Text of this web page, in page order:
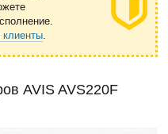
.
AVIS AVS220F